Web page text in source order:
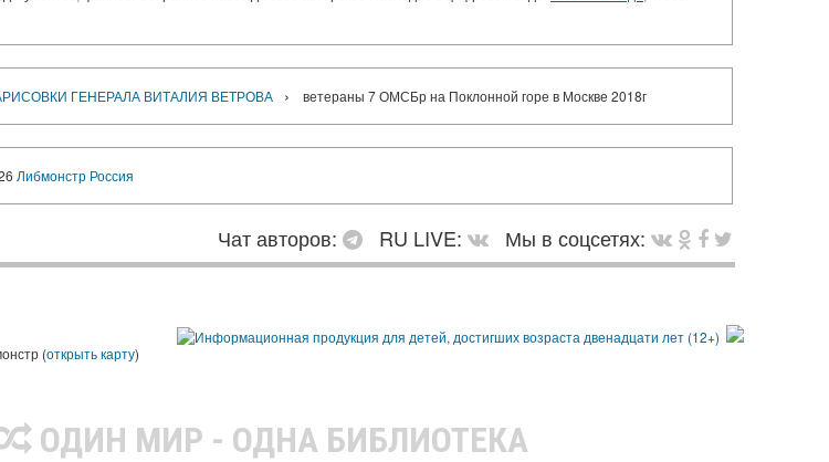
ГЕНЕРАЛА ВИТАЛИЯ ВЕТРОВА › ветераны 7 ОМСБр на Поклонной горе в Москве 2018г
Либмонстр Россия
Чат авторов: RU LIVE:
Мы в соцсетях:
(открыть карту)
ОДИН МИР - ОДНА БИБЛИОТЕКА